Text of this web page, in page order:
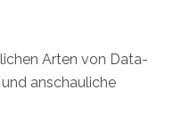
Arten von Data-
anschauliche